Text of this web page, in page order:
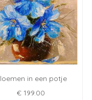
in een potje
€ 199.00